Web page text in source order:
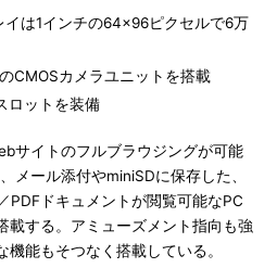
は1インチの64×96ピクセルで6万
CMOSカメラユニットを搭載
ロットを装備
サイトのフルブラウジングが可能
メール添付やminiSDに保存した、
PDFドキュメントが閲覧可能なPC
載する。アミューズメント指向も強
能もそつなく搭載している。